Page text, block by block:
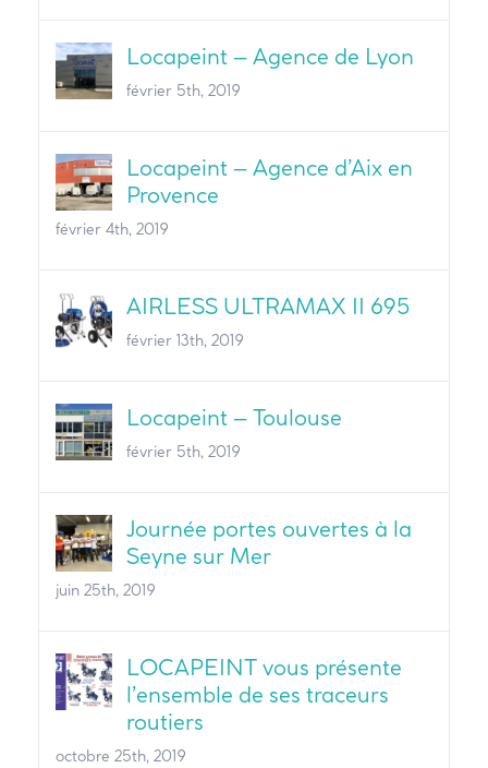
Locapeint – Agence de Lyon
février 5th, 2019
Locapeint – Agence d’Aix en
Provence
février 4th, 2019
AIRLESS ULTRAMAX II 695
février 13th, 2019
Locapeint – Toulouse
février 5th, 2019
Journée portes ouvertes à la
Seyne sur Mer
juin 25th, 2019
LOCAPEINT vous présente
l’ensemble de ses traceurs
routiers
octobre 25th, 2019